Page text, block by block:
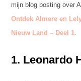
mijn blog posting over
Ontdek Almere en
Nieuw Land – Deel 1.
1. Leonardo